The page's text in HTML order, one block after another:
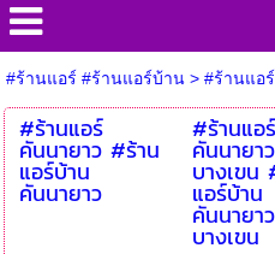
#ร้านแอร์ #ร้านแอร์บ้าน> #ร้านแอ
#ร้านแอร์
คันนายาว #ร้าน
แอร์บ้าน
คันนายาว
#ร้านแอร์
คันนายาว
บางเขน
แอร์บ้าน
คันนายาว
บางเขน